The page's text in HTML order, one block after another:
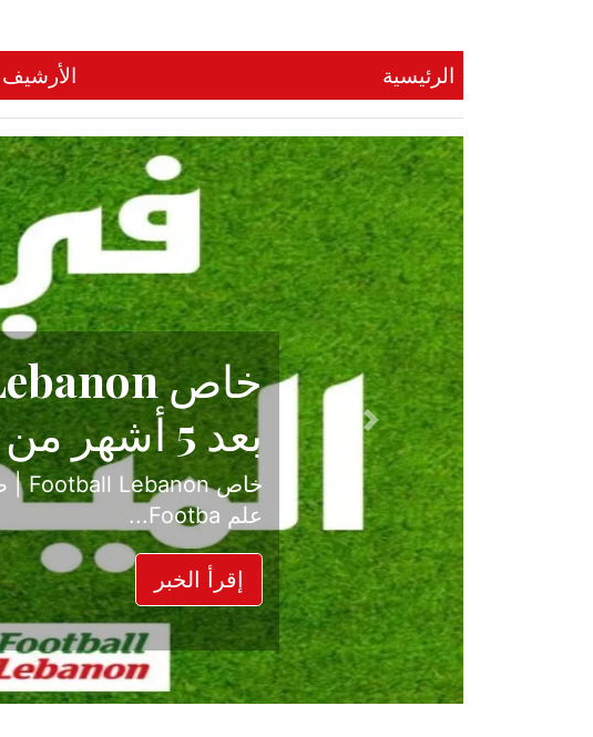
الرئيسية الأرشيف
حكاية نجاح
الدرجة الأولى
بعد موسم حافل بالإثارة
حسم ل...
إقرأ الخبر
Previous